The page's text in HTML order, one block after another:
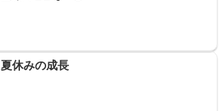
夏休みの成長